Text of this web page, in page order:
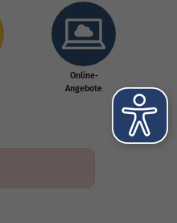
Online-
Angebote